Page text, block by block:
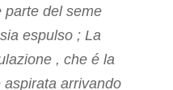
parte del seme
espulso ; La
, che é la
arrivando